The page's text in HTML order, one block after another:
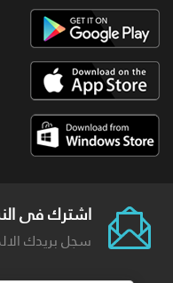
اشترك فى
سجل بريدك